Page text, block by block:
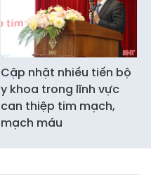
Cập nhật nhiều tiến bộ
y khoa trong lĩnh vực
can thiệp tim mạch,
mạch máu